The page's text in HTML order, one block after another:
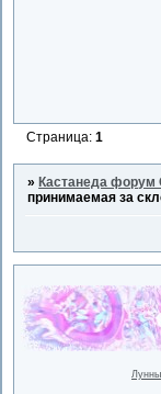
Страница:1
» Кастанеда форум
принимаемая за